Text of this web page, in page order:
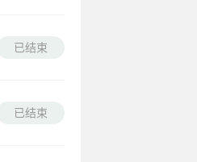
已结束
已结束